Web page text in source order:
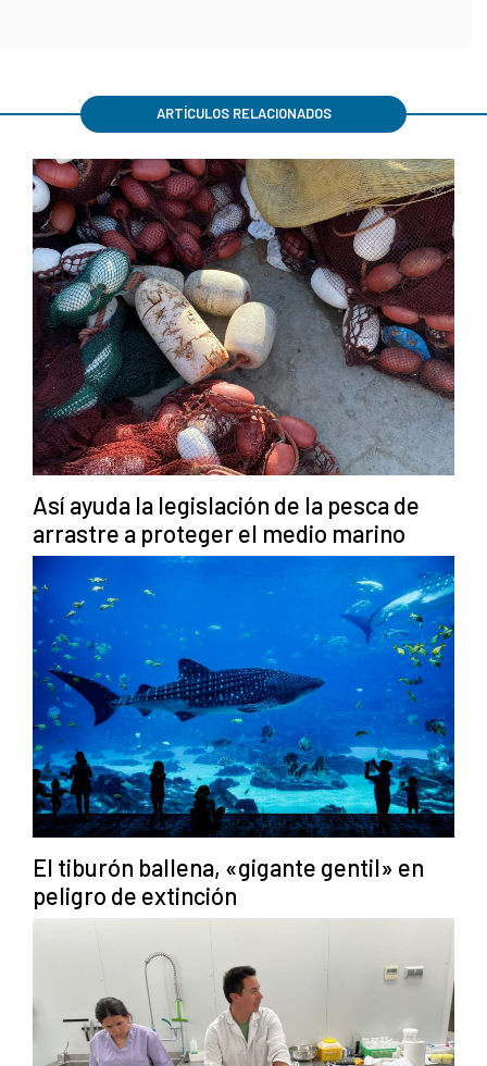
ARTÍCULOS RELACIONADOS
Así ayuda la legislación de la pesca de
arrastre a proteger el medio marino
El tiburón ballena, «gigante gentil» en
peligro de extinción